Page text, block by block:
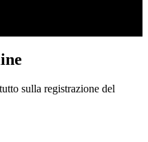
sulla registrazione del